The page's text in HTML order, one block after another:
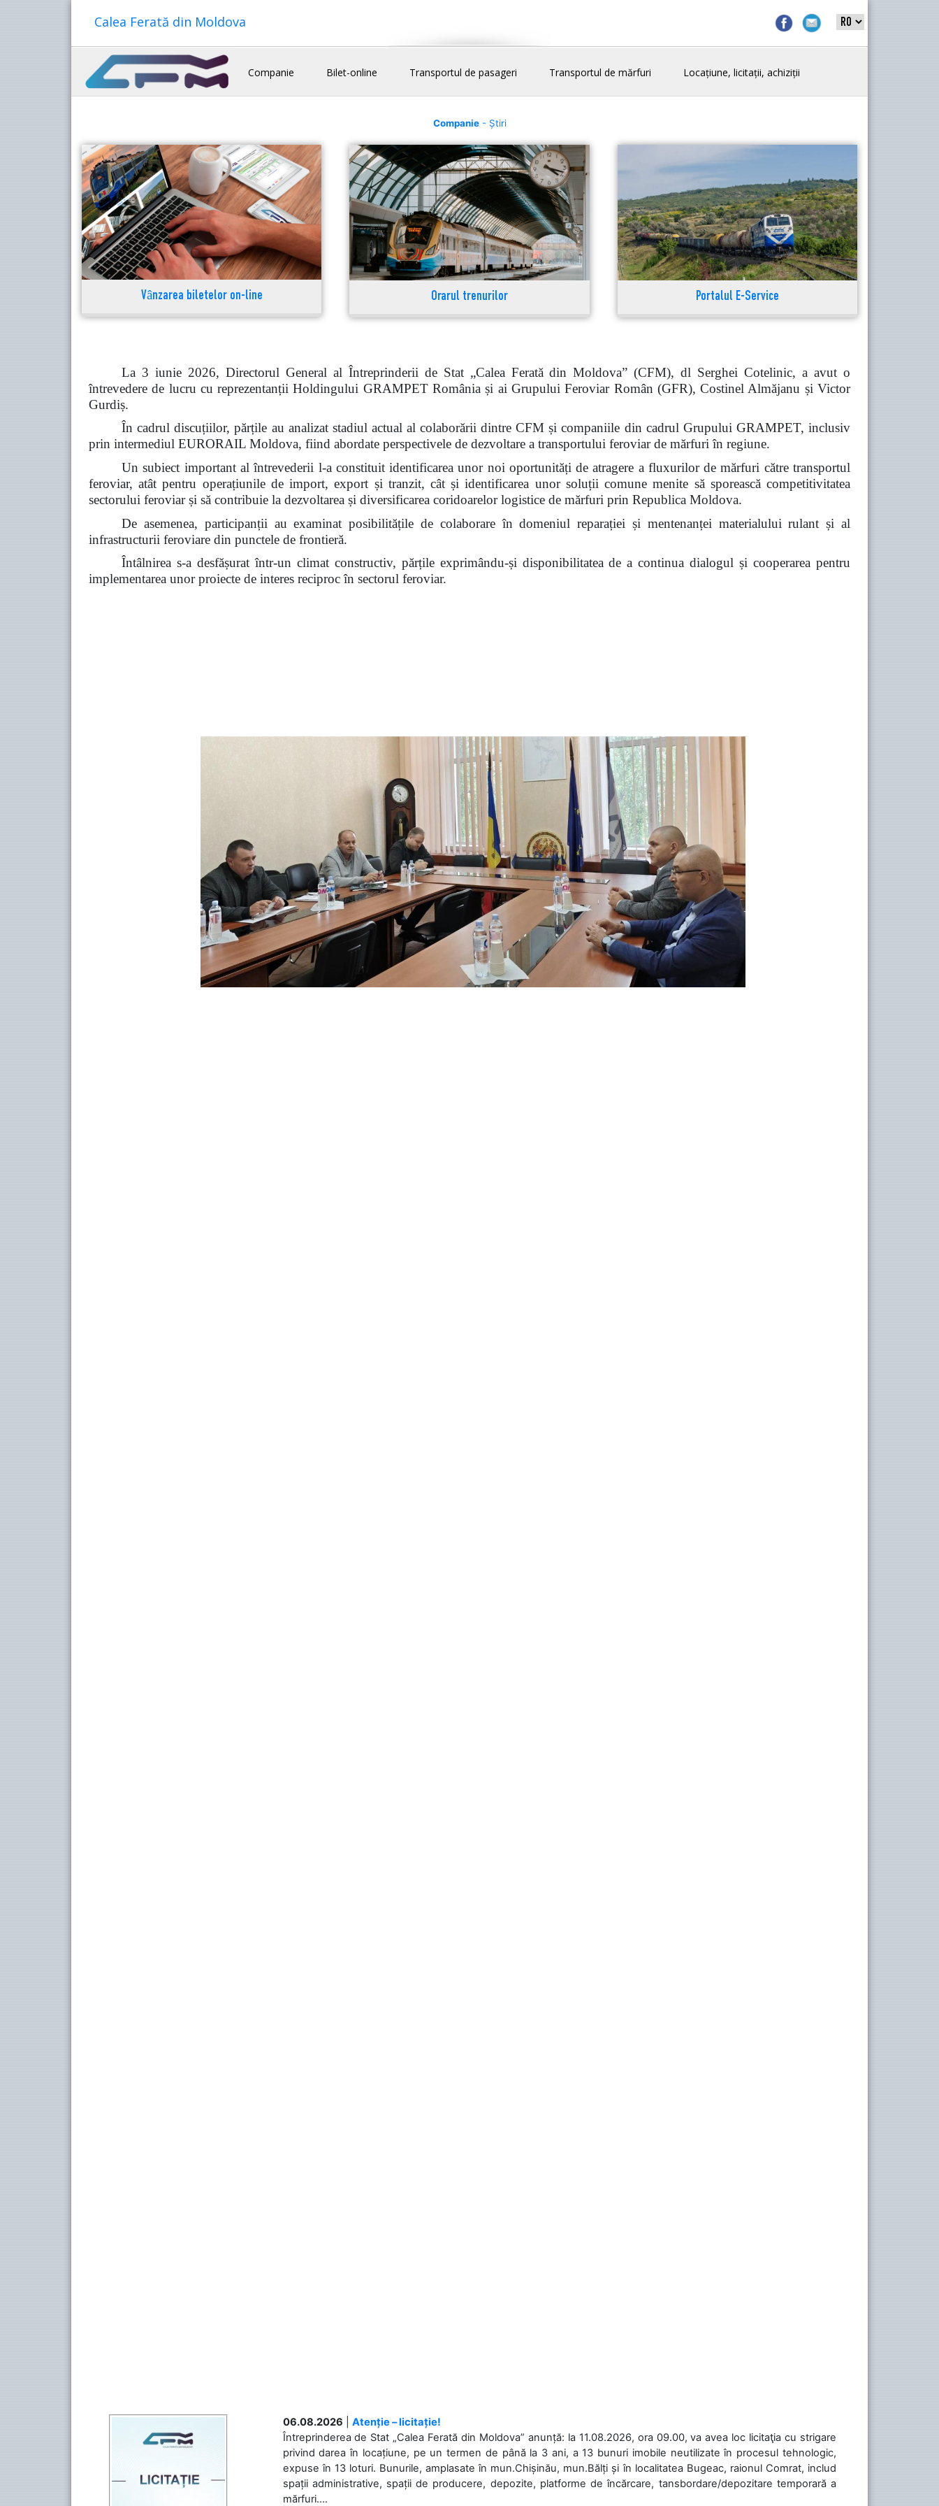
Calea Ferată din Moldova
Companie Bilet-online Transportul de pasageri Transportul de mărfuri Locațiune, licitații, achiziții
Companie- Știri
Vânzarea biletelor on-line Orarul trenurilor Portalul E-Service
La 3 iunie 2026, Directorul General al Întreprinderii de Stat „Calea Ferată din Moldova” (CFM), dl Serghei Cotelinic, a avut o
întrevedere de lucru cu reprezentanții Holdingului GRAMPET România și ai Grupului Feroviar Român (GFR), Costinel Almăjanu și Victor
Gurdiș.
În cadrul discuțiilor, părțile au analizat stadiul actual al colaborării dintre CFM și companiile din cadrul Grupului GRAMPET, inclusiv
prin intermediul EURORAIL Moldova, fiind abordate perspectivele de dezvoltare a transportului feroviar de mărfuri în regiune.
Un subiect important al întrevederii l-a constituit identificarea unor noi oportunități de atragere a fluxurilor de mărfuri către transportul
feroviar, atât pentru operațiunile de import, export și tranzit, cât și identificarea unor soluții comune menite să sporească competitivitatea
sectorului feroviar și să contribuie la dezvoltarea și diversificarea coridoarelor logistice de mărfuri prin Republica Moldova.
De asemenea, participanții au examinat posibilitățile de colaborare în domeniul reparației și mentenanței materialului rulant și al
infrastructurii feroviare din punctele de frontieră.
Întâlnirea s-a desfășurat într-un climat constructiv, părțile exprimându-și disponibilitatea de a continua dialogul și cooperarea pentru
implementarea unor proiecte de interes reciproc în sectorul feroviar.
06.08.2026
Atenție – licitație!
Întreprinderea de Stat „Calea Ferată din Moldova” anunță: la 11.08.2026, ora 09.00, va avea loc licitaţia cu strigare
privind darea în locațiune, pe un termen de până la 3 ani, a 13 bunuri imobile neutilizate în procesul tehnologic,
expuse în 13 loturi. Bunurile, amplasate în mun.Chișinău, mun.Bălți și în localitatea Bugeac, raionul Comrat, includ
spații administrative, spații de producere, depozite, platforme de încărcare, tansbordare/depozitare temporară a
mărfuri....